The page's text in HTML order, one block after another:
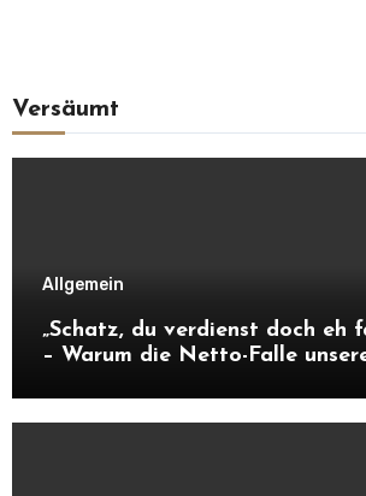
Versäumt
Allgemein
„Schatz, du verdienst doch eh
– Warum die Netto-Falle